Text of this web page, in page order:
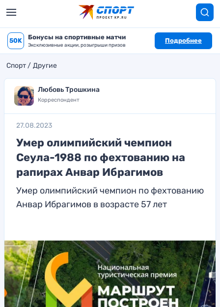
50K Бонусы на спортивные матчи
Эксклюзивные акции, розыгрыши призов
Подробнее
Спорт Другие
Любовь Трошкина
Корреспондент
27.08.2023
Умер олимпийский чемпион
Сеула-1988 по фехтованию на
рапирах Анвар Ибрагимов
Умер олимпийский чемпион по фехтованию
Анвар Ибрагимов в возрасте 57 лет